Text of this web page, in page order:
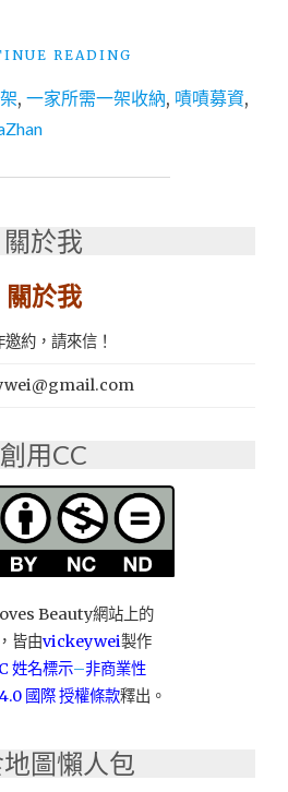
READING
好
模
組
式
百
變
衣
架】"
, 一家所需一架收納, 嘖嘖募資,
關於我
關於我
邀約，請來信！
創用CC
Beauty網站上的
皆由vickeywei製作
姓名標示–非商業性
4.0 國際 授權條款釋出。
圖懶人包